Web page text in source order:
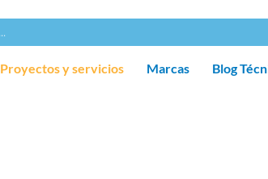
Proyectos y servicios Marcas Blog